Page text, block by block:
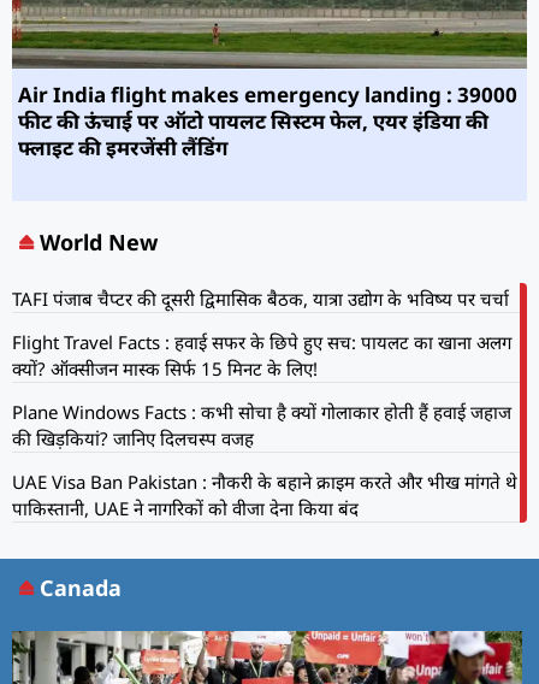
Air India flight makes emergency landing : 39000
फीट की ऊंचाई पर ऑटो पायलट सिस्‍टम फेल, एयर इंडिया की
फ्लाइट की इमरजेंसी लैंडिंग
World New
TAFI पंजाब चैप्टर की दूसरी द्विमासिक बैठक, यात्रा उद्योग के भविष्य पर चर्चा
Flight Travel Facts : हवाई सफर के छिपे हुए सच: पायलट का खाना अलग
क्यों? ऑक्सीजन मास्क सिर्फ 15 मिनट के लिए!
Plane Windows Facts : कभी सोचा है क्यों गोलाकार होती हैं हवाई जहाज
की खिड़कियां? जानिए दिलचस्प वजह
UAE Visa Ban Pakistan : नौकरी के बहाने क्राइम करते और भीख मांगते थे
पाकिस्तानी, UAE ने नागरिकों को वीजा देना किया बंद
Canada